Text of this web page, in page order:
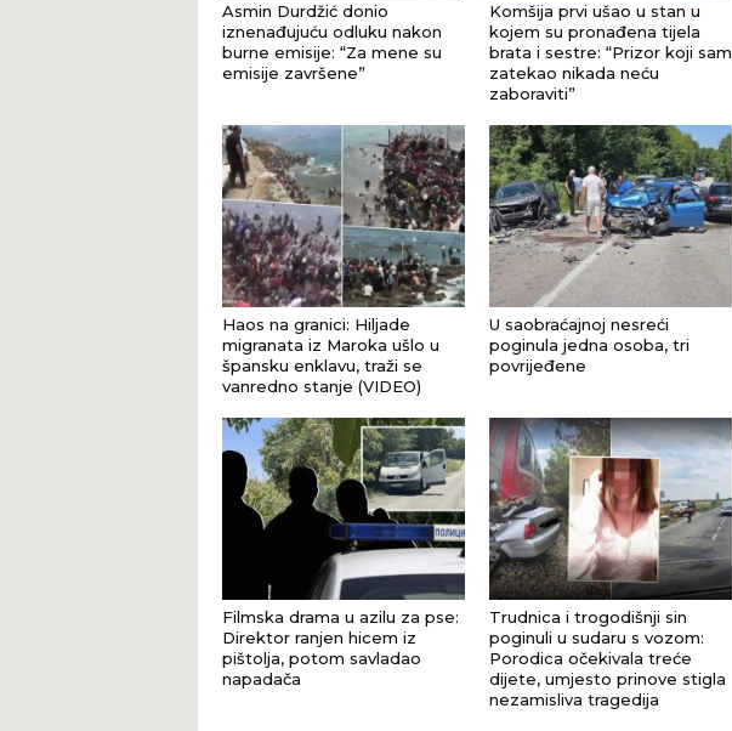
Asmin Durdžić donio
iznenađujuću odluku nakon
burne emisije: “Za mene su
emisije završene”
Komšija prvi ušao u stan u
kojem su pronađena tijela
brata i sestre: “Prizor koji sam
zatekao nikada neću
zaboraviti”
Haos na granici: Hiljade
migranata iz Maroka ušlo u
špansku enklavu, traži se
vanredno stanje (VIDEO)
U saobraćajnoj nesreći
poginula jedna osoba, tri
povrijeđene
Filmska drama u azilu za pse:
Direktor ranjen hicem iz
pištolja, potom savladao
napadača
Trudnica i trogodišnji sin
poginuli u sudaru s vozom:
Porodica očekivala treće
dijete, umjesto prinove stigla
nezamisliva tragedija